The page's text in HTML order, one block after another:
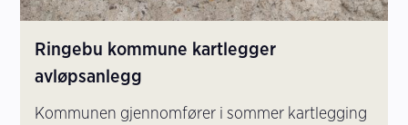
Ringebu kommune kartlegger
avløpsanlegg
Kommunen gjennomfører i sommer kartlegging